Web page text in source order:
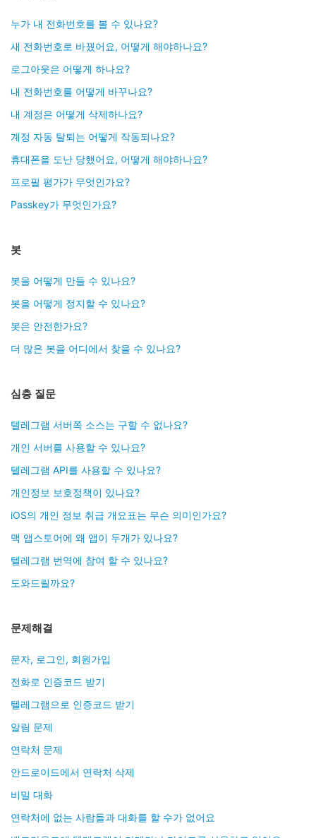
누가 내 전화번호를 볼 수 있나요?
새 전화번호로 바꿨어요, 어떻게 해야하나요?
로그아웃은 어떻게 하나요?
내 전화번호를 어떻게 바꾸나요?
내 계정은 어떻게 삭제하나요?
계정 자동 탈퇴는 어떻게 작동되나요?
휴대폰을 도난 당했어요, 어떻게 해야하나요?
프로필 평가가 무엇인가요?
Passkey가 무엇인가요?
봇
봇을 어떻게 만들 수 있나요?
봇을 어떻게 정지할 수 있나요?
봇은 안전한가요?
더 많은 봇을 어디에서 찾을 수 있나요?
심층 질문
텔레그램 서버쪽 소스는 구할 수 없나요?
개인 서버를 사용할 수 있나요?
텔레그램 API를 사용할 수 있나요?
개인정보 보호정책이 있나요?
iOS의 개인 정보 취급 개요표는 무슨 의미인가요?
맥 앱스토어에 왜 앱이 두개가 있나요?
텔레그램 번역에 참여 할 수 있나요?
도와드릴까요?
문제해결
문자, 로그인, 회원가입
전화로 인증코드 받기
텔레그램으로 인증코드 받기
알림 문제
연락처 문제
안드로이드에서 연락처 삭제
비밀 대화
연락처에 없는 사람들과 대화를 할 수가 없어요